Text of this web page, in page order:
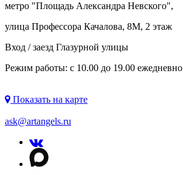
метро "Площадь Александра Невского",
улица Профессора Качалова, 8М, 2 этаж
Вход / заезд Глазурной улицы
Режим работы: с 10.00 до 19.00 ежедневно
Показать на карте
ask@artangels.ru